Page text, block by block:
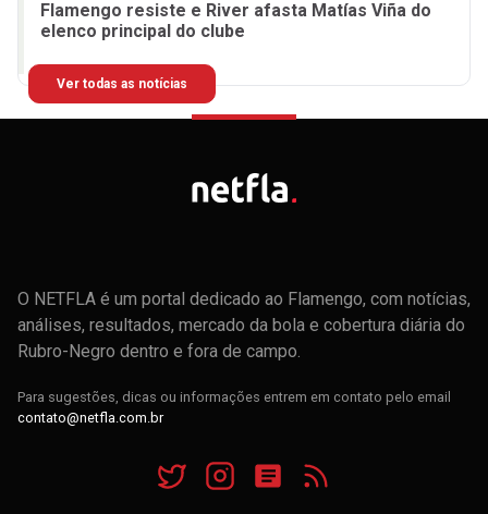
Flamengo resiste e River afasta Matías Viña do
elenco principal do clube
Ver todas as notícias
O NETFLA é um portal dedicado ao Flamengo, com notícias,
análises, resultados, mercado da bola e cobertura diária do
Rubro-Negro dentro e fora de campo.
Para sugestões, dicas ou informações entrem em contato pelo email
contato@netfla.com.br